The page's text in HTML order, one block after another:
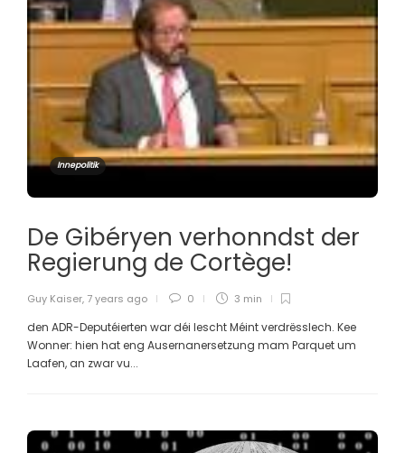
Innepolitik
De Gibéryen verhonndst der
Regierung de Cortège!
Guy Kaiser, 7 years ago 0 3 min
den ADR-Deputéierten war déi lescht Méint verdrësslech. Kee
Wonner: hien hat eng Ausernanersetzung mam Parquet um
Laafen, an zwar vu...